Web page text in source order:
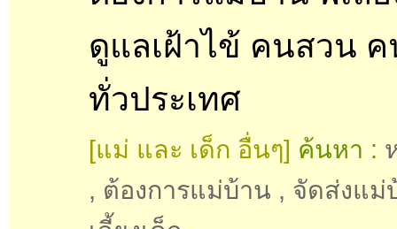
ดูแลเฝ้าไข้ คนสวน
ทั่วประเทศ
[แม่ และ เด็ก อื่นๆ] ค้นหา :
, ต้องการแม่บ้าน , จัดส่งแม่